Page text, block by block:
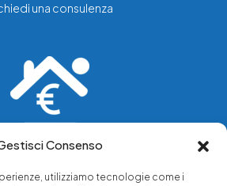
Consenso
utilizziamo tecnologie come i
una consulenza